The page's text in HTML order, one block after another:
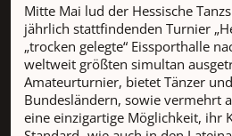
Mitte Mai lud der Hessische
jährlich stattfindenden Turnier
„trocken gelegte“ Eissporthalle
weltweit größten simultan
Amateurturnier, bietet Tänzer
Bundesländern, sowie vermehrt
eine einzigartige Möglichkeit, ihr